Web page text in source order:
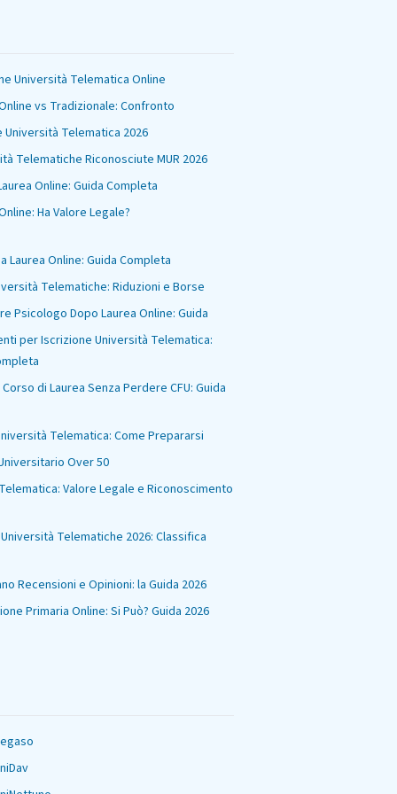
Università Telematica Online
vs Tradizionale: Confronto
Università Telematica 2026
Telematiche Riconosciute MUR 2026
Online: Guida Completa
Ha Valore Legale?
Laurea Online: Guida Completa
Telematiche: Riduzioni e Borse
Psicologo Dopo Laurea Online: Guida
per Iscrizione Università Telematica:
di Laurea Senza Perdere CFU: Guida
Telematica: Come Prepararsi
Over 50
Valore Legale e Riconoscimento
Telematiche 2026: Classifica
Recensioni e Opinioni: la Guida 2026
Primaria Online: Si Può? Guida 2026